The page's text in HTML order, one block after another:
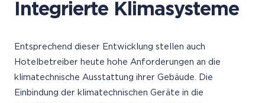
Integrierte Klimasysteme
Entsprechend dieser Entwicklung stellen auch
Hotelbetreiber heute hohe Anforderungen an die
klimatechnische Ausstattung ihrer Gebäude. Die
Einbindung der klimatechnischen Geräte in die